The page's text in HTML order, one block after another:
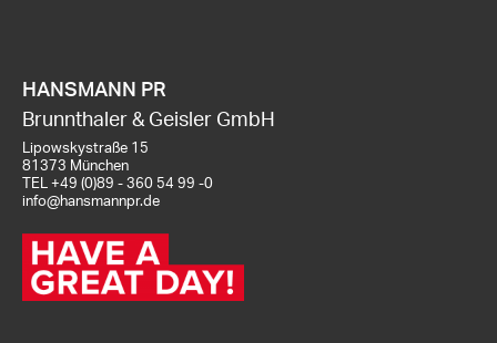
HANSMANN PR
Brunnthaler & Geisler GmbH
Lipowskystraße 15
81373 München
TEL +49 (0)89 - 360 54 99 -0
info@hansmannpr.de